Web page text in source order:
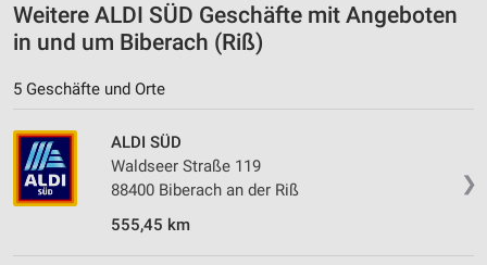
Weitere ALDI SÜD Geschäfte mit Angeboten
in und um Biberach (Riß)
5 Geschäfte und Orte
❯
ALDI SÜD
Waldseer Straße 119
88400 Biberach an der Riß
555,45 km